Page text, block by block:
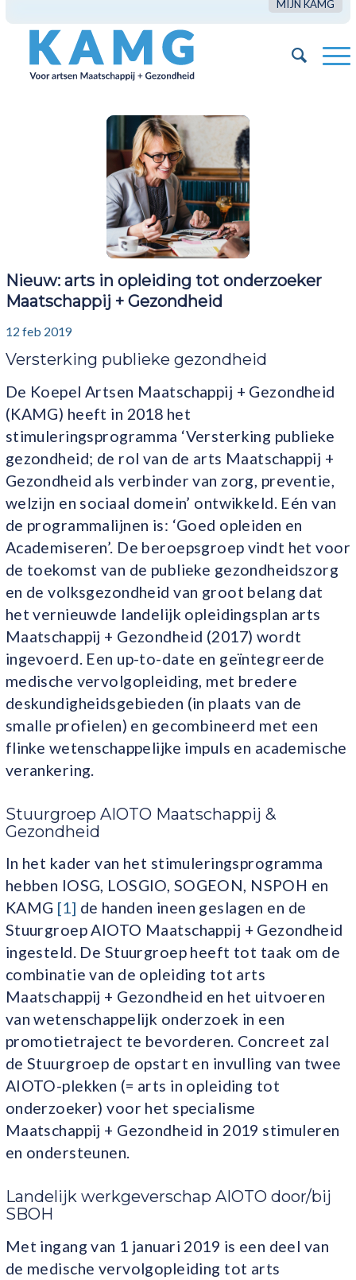
MIJN KAMG
Nieuw: arts in opleiding tot onderzoeker
Maatschappij + Gezondheid
12 feb 2019
Versterking publieke gezondheid
De Koepel Artsen Maatschappij + Gezondheid
(KAMG) heeft in 2018 het
stimuleringsprogramma ‘Versterking publieke
gezondheid; de rol van de arts Maatschappij +
Gezondheid als verbinder van zorg, preventie,
welzijn en sociaal domein’ ontwikkeld. Eén van
de programmalijnen is: ‘Goed opleiden en
Academiseren’. De beroepsgroep vindt het voor
de toekomst van de publieke gezondheidszorg
en de volksgezondheid van groot belang dat
het vernieuwde landelijk opleidingsplan arts
Maatschappij + Gezondheid (2017) wordt
ingevoerd. Een up-to-date en geïntegreerde
medische vervolgopleiding, met bredere
deskundigheidsgebieden (in plaats van de
smalle profielen) en gecombineerd met een
flinke wetenschappelijke impuls en academische
verankering.
Stuurgroep AIOTO Maatschappij &
Gezondheid
In het kader van het stimuleringsprogramma
hebben IOSG, LOSGIO, SOGEON, NSPOH en
KAMG [1] de handen ineen geslagen en de
Stuurgroep AIOTO Maatschappij + Gezondheid
ingesteld. De Stuurgroep heeft tot taak om de
combinatie van de opleiding tot arts
Maatschappij + Gezondheid en het uitvoeren
van wetenschappelijk onderzoek in een
promotietraject te bevorderen. Concreet zal
de Stuurgroep de opstart en invulling van twee
AIOTO-plekken (= arts in opleiding tot
onderzoeker) voor het specialisme
Maatschappij + Gezondheid in 2019 stimuleren
en ondersteunen.
Landelijk werkgeverschap AIOTO door/bij
SBOH
Met ingang van 1 januari 2019 is een deel van
de medische vervolgopleiding tot arts